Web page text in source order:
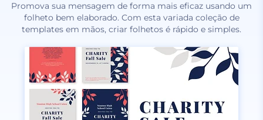
Promova sua mensagem de forma mais eficaz usando um
folheto bem elaborado. Com esta variada coleção de
templates em mãos, criar folhetos é rápido e simples.